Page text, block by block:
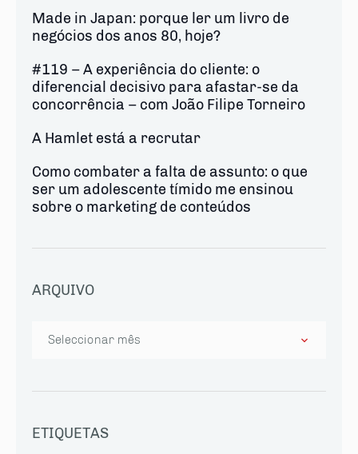
Made in Japan: porque ler um livro de
negócios dos anos 80, hoje?
#119 – A experiência do cliente: o
diferencial decisivo para afastar-se da
concorrência – com João Filipe Torneiro
A Hamlet está a recrutar
Como combater a falta de assunto: o que
ser um adolescente tímido me ensinou
sobre o marketing de conteúdos
ARQUIVO
ETIQUETAS